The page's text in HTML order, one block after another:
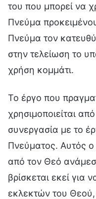
του που μπορεί να
Πνεύμα
Πνεύμα τον
στην τελείωση το
χρήση κομμάτι.
Το έργο που
χρησιμοποιείται
συνεργασία με το
Πνεύματος. Αυτός
από τον Θεό
βρίσκεται εκεί για
εκλεκτών του Θεού,